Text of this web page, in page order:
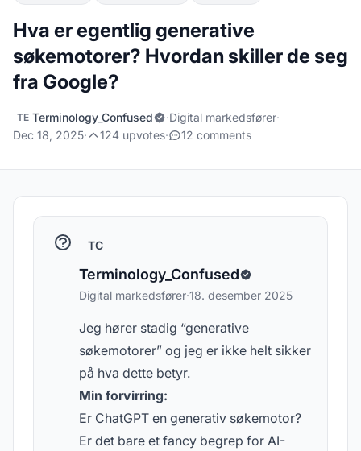
Hva er egentlig generative
søkemotorer? Hvordan skiller de seg
fra Google?
TE Terminology_Confused ·Digital markedsfører·
Dec 18, 2025· 124 upvotes· 12 comments
TC
Terminology_Confused
Digital markedsfører·18. desember 2025
Jeg hører stadig “generative
søkemotorer” og jeg er ikke helt sikker
på hva dette betyr.
Min forvirring:
Er ChatGPT en generativ søkemotor?
Er det bare et fancy begrep for AI-